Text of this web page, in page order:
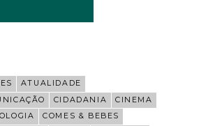
ATUALIDADE
CIDADANIA
CINEMA
COMES & BEBES